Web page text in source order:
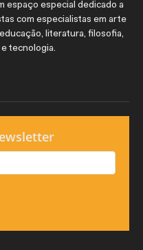
espaço especial dedicado a
com especialistas em arte
literatura, filosofia,
tecnologia.